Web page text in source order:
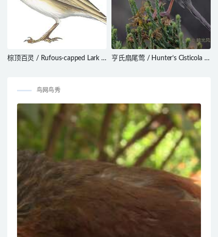
棕顶百灵 / Rufous-capped Lark /
亨氏扇尾莺 / Hunter’s Cisticola /
鸟网鸟秀